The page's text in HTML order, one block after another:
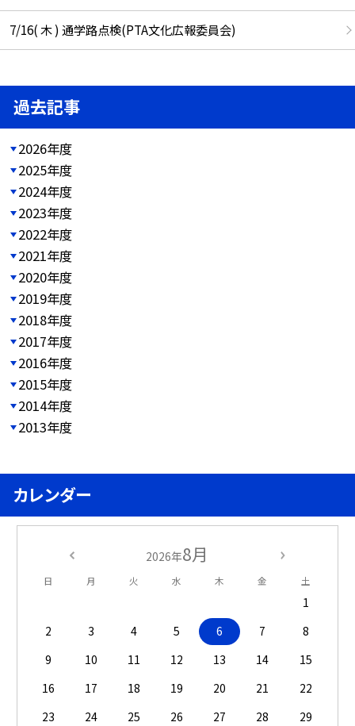
7/16( 木 ) 通学路点検(PTA文化広報委員会)
過去記事
2026年度
2025年度
2024年度
2023年度
2022年度
2021年度
2020年度
2019年度
2018年度
2017年度
2016年度
2015年度
2014年度
2013年度
カレンダー
2026年8月
日 月 火 水 木 金 土
1
2
3 4 5 6 7
8
9
10 11 12 13 14
15
16
17 18 19 20 21
22
23
24 25 26 27 28
29